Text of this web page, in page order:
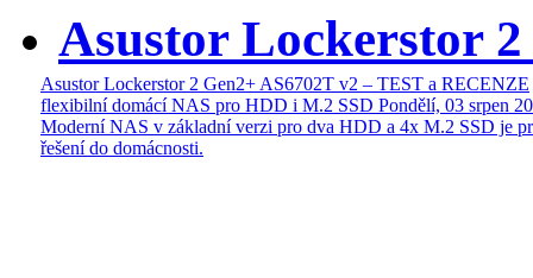
Asustor Lockerstor
Asustor Lockerstor 2 Gen2+ AS6702T v2 – TEST a RECENZE
flexibilní domácí NAS pro HDD i M.2 SSD Pondělí, 03 srpen
Moderní NAS v základní verzi pro dva HDD a 4x M.2 SSD je
řešení do domácnosti.